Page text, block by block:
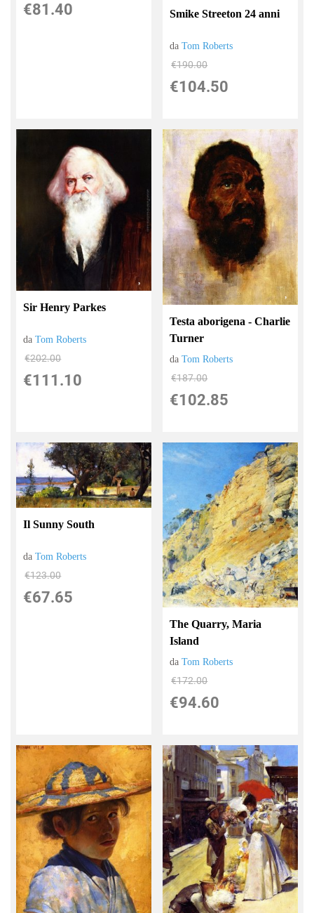
€81.40 Smike Streeton 24 anni
daTom Roberts
€190.00
€104.50
Sir Henry Parkes
daTom Roberts
€202.00
€111.10
Testa aborigena - Charlie
Turner
daTom Roberts
€187.00
€102.85
Il Sunny South
daTom Roberts
€123.00
€67.65
The Quarry, Maria
Island
daTom Roberts
€172.00
€94.60